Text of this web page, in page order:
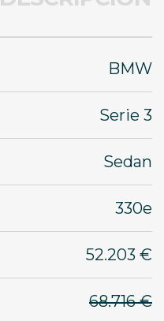
BMW
Serie 3
Sedan
330e
52.203 €
68.716 €